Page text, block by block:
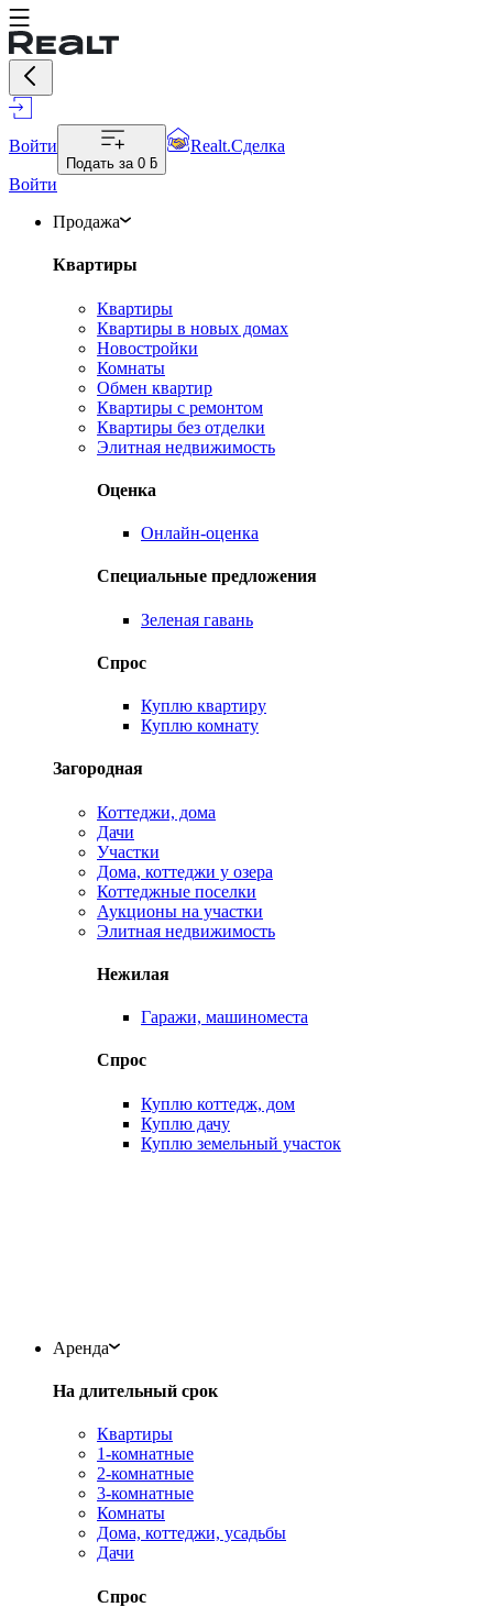
Войти
Подать за 0 ƃ
Realt.Сделка
Войти
Продажа
Квартиры
Квартиры
Квартиры в новых домах
Новостройки
Комнаты
Обмен квартир
Квартиры с ремонтом
Квартиры без отделки
Элитная недвижимость
Оценка
Онлайн-оценка
Специальные предложения
Зеленая гавань
Спрос
Куплю квартиру
Куплю комнату
Загородная
Коттеджи, дома
Дачи
Участки
Дома, коттеджи у озера
Коттеджные поселки
Аукционы на участки
Элитная недвижимость
Нежилая
Гаражи, машиноместа
Спрос
Куплю коттедж, дом
Куплю дачу
Куплю земельный участок
Аренда
На длительный срок
Квартиры
1-комнатные
2-комнатные
3-комнатные
Комнаты
Дома, коттеджи, усадьбы
Дачи
Спрос